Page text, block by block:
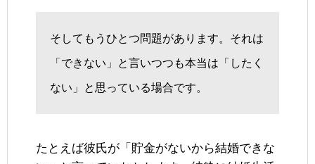
そしてもうひとつ問題があります。それは
「できない」と言いつつも本当は「したく
ない」と思っている場合です。
たとえば彼氏が「貯金がないから結婚できな